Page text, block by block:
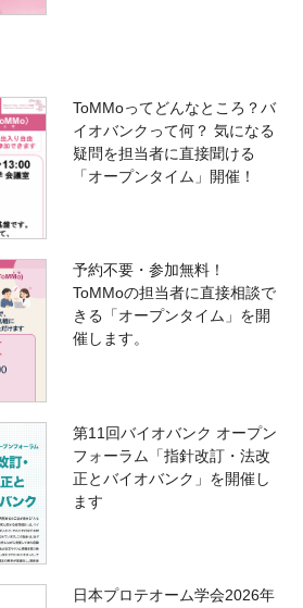
ToMMoってどんなところ？バ
イオバンクって何？ 気になる
疑問を担当者に直接聞ける
「オープンタイム」開催！
予約不要・参加無料！
ToMMoの担当者に直接相談で
きる「オープンタイム」を開
催します。
第11回バイオバンク オープン
フォーラム「指針改訂・法改
正とバイオバンク」を開催し
ます
日本プロテオーム学会2026年